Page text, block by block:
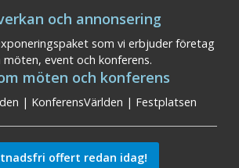
och annonsering
som vi erbjuder företag
möten, event och konferens.
möten och konferens
| KonferensVärlden | Festplatsen
offert redan idag!